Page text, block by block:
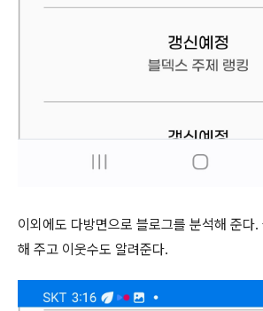
이외에도 다방면으로 블로그를 분석해 준다.
해 주고 이웃수도 알려준다.